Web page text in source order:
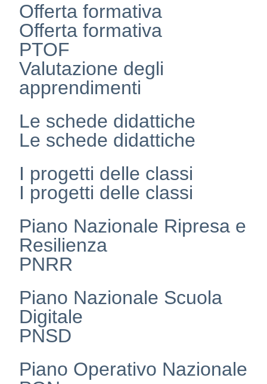
Offerta formativa
Offerta formativa
PTOF
Valutazione degli
apprendimenti
Le schede didattiche
Le schede didattiche
I progetti delle classi
I progetti delle classi
Piano Nazionale Ripresa e
Resilienza
PNRR
Piano Nazionale Scuola
Digitale
PNSD
Piano Operativo Nazionale